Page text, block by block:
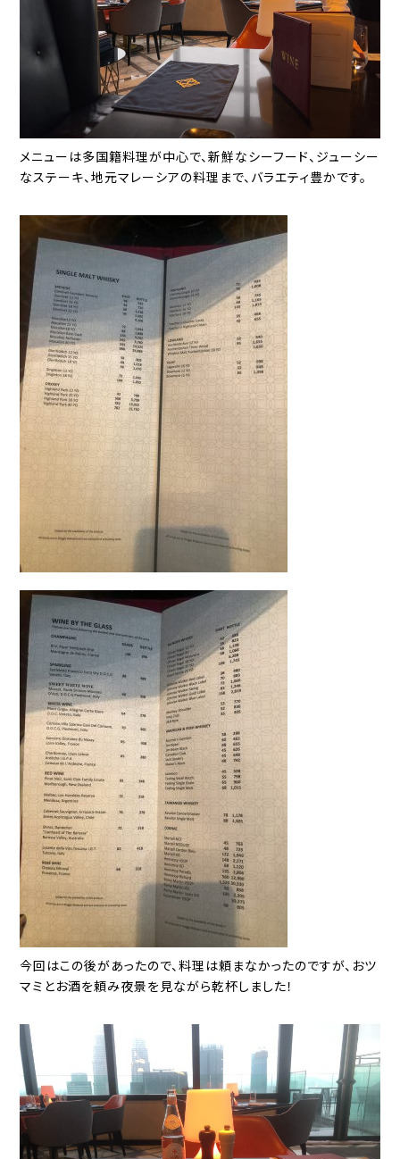
メニューは多国籍料理が中心で、新鮮なシーフード、ジューシー
なステーキ、地元マレーシアの料理まで、バラエティ豊かです。
今回はこの後があったので、料理は頼まなかったのですが、おツ
マミとお酒を頼み夜景を見ながら乾杯しました！